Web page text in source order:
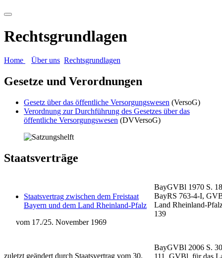
Rechtsgrundlagen
Home Über uns Rechtsgrundlagen
Gesetze und Verordnungen
Gesetz über das öffentliche Versorgungswesen (VersoG)
Verordnung zur Durchführung des Gesetzes über das
öffentliche Versorgungswesen (DVVersoG)
Staatsverträge
Staatsvertrag zwischen dem Freistaat
Bayern und dem Land Rheinland-Pfalz
vom 17./25. November 1969
zuletzt geändert durch Staatsvertrag vom 30.
BayGVBl 1970 S.
BayRS 763-4-I,
Land Rheinland-
139
BayGVBl 2006 S.
111, GVBl. für das